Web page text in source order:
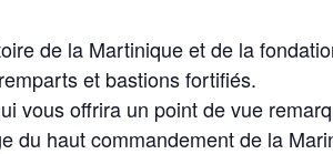
de la Martinique et de la
et bastions fortifiés.
vous offrira un point de vue
du haut commandement de la